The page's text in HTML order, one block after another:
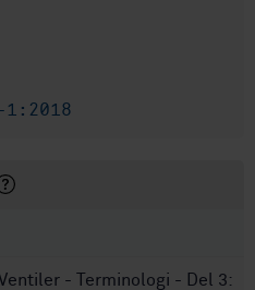
1:2018
- Terminologi - Del 3: